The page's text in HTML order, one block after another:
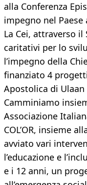
alla Conferenza
impegno nel Paese
La Cei, attraverso
caritativi per lo
l’impegno della
finanziato 4
Apostolica di Ulaan
Camminiamo
Associazione
COL’OR, insieme
avviato vari
l’educazione e
e i 12 anni, un